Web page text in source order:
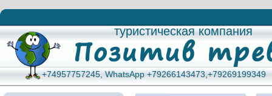
туристическая компания
туристическая компания
+74957757245, WhatsApp +79266143473,+79269199349
+74957757245, WhatsApp +79266143473,+79269199349